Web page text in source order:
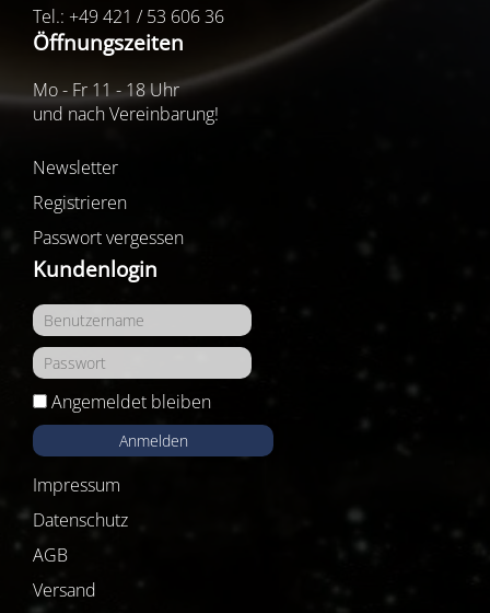
Tel.: +49 421 / 53 606 36
Öffnungszeiten
Mo - Fr 11 - 18 Uhr
und nach Vereinbarung!
Newsletter
Registrieren
Passwort vergessen
Kundenlogin
Angemeldet bleiben
Anmelden
Impressum
Datenschutz
AGB
Versand